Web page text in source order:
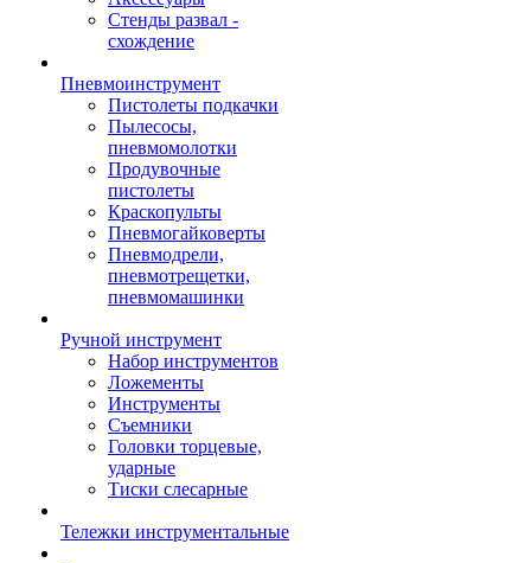
Стенды развал -
схождение
Пневмоинструмент
Пистолеты подкачки
Пылесосы,
пневмомолотки
Продувочные
пистолеты
Краскопульты
Пневмогайковерты
Пневмодрели,
пневмотрещетки,
пневмомашинки
Ручной инструмент
Набор инструментов
Ложементы
Инструменты
Съемники
Головки торцевые,
ударные
Тиски слесарные
Тележки инструментальные